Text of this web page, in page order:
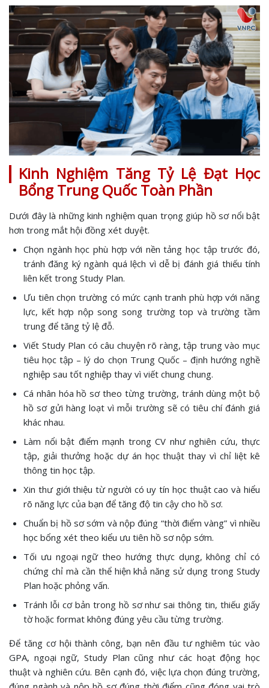
Kinh Nghiệm Tăng Tỷ Lệ Đạt Học
Bổng Trung Quốc Toàn Phần
Dưới đây là những kinh nghiệm quan trọng giúp hồ sơ nổi bật
hơn trong mắt hội đồng xét duyệt.
Chọn ngành học phù hợp với nền tảng học tập trước đó,
tránh đăng ký ngành quá lệch vì dễ bị đánh giá thiếu tính
liên kết trong Study Plan.
Ưu tiên chọn trường có mức cạnh tranh phù hợp với năng
lực, kết hợp nộp song song trường top và trường tầm
trung để tăng tỷ lệ đỗ.
Viết Study Plan có câu chuyện rõ ràng, tập trung vào mục
tiêu học tập – lý do chọn Trung Quốc – định hướng nghề
nghiệp sau tốt nghiệp thay vì viết chung chung.
Cá nhân hóa hồ sơ theo từng trường, tránh dùng một bộ
hồ sơ gửi hàng loạt vì mỗi trường sẽ có tiêu chí đánh giá
khác nhau.
Làm nổi bật điểm mạnh trong CV như nghiên cứu, thực
tập, giải thưởng hoặc dự án học thuật thay vì chỉ liệt kê
thông tin học tập.
Xin thư giới thiệu từ người có uy tín học thuật cao và hiểu
rõ năng lực của bạn để tăng độ tin cậy cho hồ sơ.
Chuẩn bị hồ sơ sớm và nộp đúng “thời điểm vàng” vì nhiều
học bổng xét theo kiểu ưu tiên hồ sơ nộp sớm.
Tối ưu ngoại ngữ theo hướng thực dụng, không chỉ có
chứng chỉ mà cần thể hiện khả năng sử dụng trong Study
Plan hoặc phỏng vấn.
Tránh lỗi cơ bản trong hồ sơ như sai thông tin, thiếu giấy
tờ hoặc format không đúng yêu cầu từng trường.
Để tăng cơ hội thành công, bạn nên đầu tư nghiêm túc vào
GPA, ngoại ngữ, Study Plan cũng như các hoạt động học
thuật và nghiên cứu. Bên cạnh đó, việc lựa chọn đúng trường,